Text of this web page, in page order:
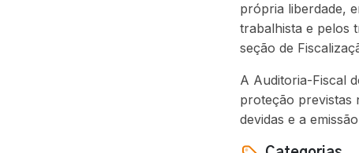
própria liberdade,
trabalhista e pelos
seção de
A Auditoria-Fiscal
proteção previstas
devidas e a